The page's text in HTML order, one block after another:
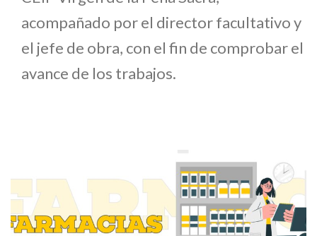
acompañado por el director facultativo y
el jefe de obra, con el fin de comprobar el
avance de los trabajos.